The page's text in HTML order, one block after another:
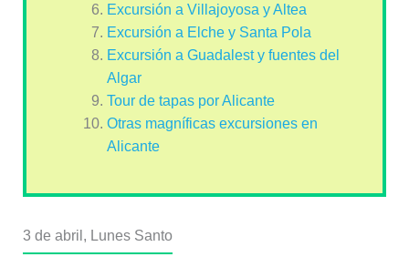
Excursión a Villajoyosa y Altea
Excursión a Elche y Santa Pola
Excursión a Guadalest y fuentes del
Algar
Tour de tapas por Alicante
Otras magníficas excursiones en
Alicante
3 de abril, Lunes Santo